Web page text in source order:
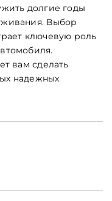
долгие годы
Выбор
ключевую роль
вам сделать
надежных